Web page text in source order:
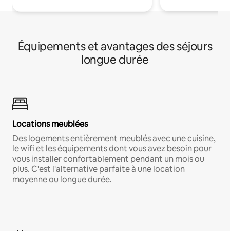
Équipements et avantages des séjours
longue durée
Locations meublées
Des logements entièrement meublés avec une cuisine,
le wifi et les équipements dont vous avez besoin pour
vous installer confortablement pendant un mois ou
plus. C'est l'alternative parfaite à une location
moyenne ou longue durée.